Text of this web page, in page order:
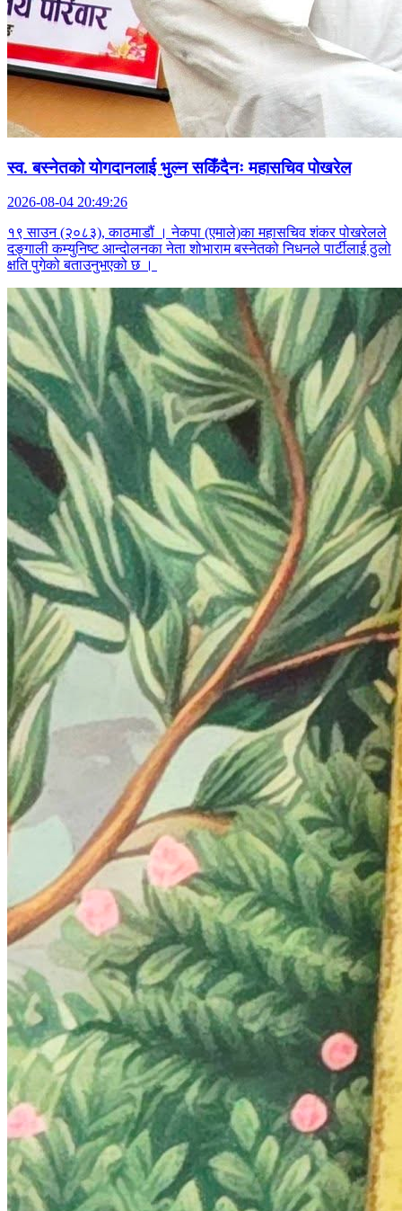
स्व. बस्नेतको योगदानलाई भुल्न सकिँदैनः महासचिव पोखरेल
2026-08-04 20:49:26
१९ साउन (२०८३), काठमाडौं । नेकपा (एमाले)का महासचिव शंकर पोखरेलले
दङ्गाली कम्युनिष्ट आन्दोलनका नेता शोभाराम बस्नेतको निधनले पार्टीलाई ठुलो
क्षति पुगेको बताउनुभएको छ ।